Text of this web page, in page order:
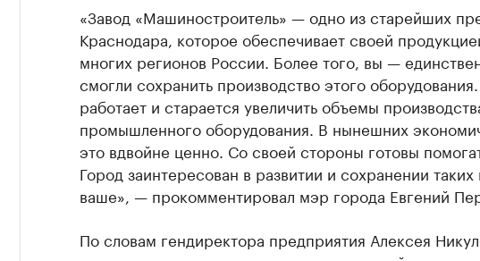
«Завод «Машиностроитель» — одно из старейших
Краснодара, которое обеспечивает своей
многих регионов России. Более того, вы —
смогли сохранить производство этого
работает и старается увеличить объемы
промышленного оборудования. В нынешних
это вдвойне ценно. Со своей стороны готовы
Город заинтересован в развитии и сохранении таких
ваше», — прокомментировал мэр города Евгений
По словам гендиректора предприятия Алексея